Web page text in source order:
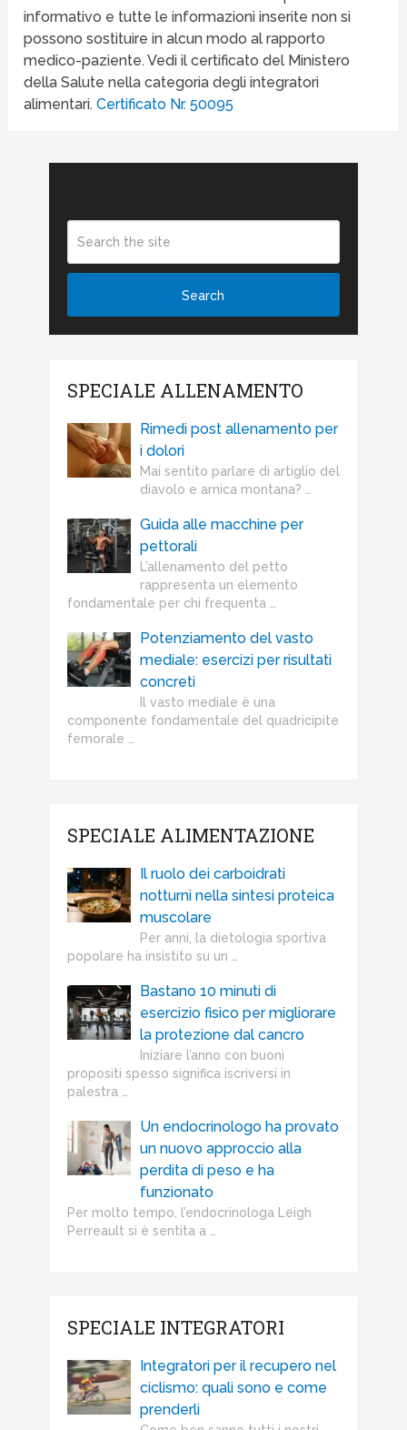
informativo e tutte le informazioni inserite non si
possono sostituire in alcun modo al rapporto
medico-paziente. Vedi il certificato del Ministero
della Salute nella categoria degli integratori
alimentari.Certificato Nr. 50095
SPECIALE ALLENAMENTO
Rimedi post allenamento per
i dolori
Mai sentito parlare di artiglio del
diavolo e arnica montana? …
Guida alle macchine per
pettorali
L’allenamento del petto
rappresenta un elemento
fondamentale per chi frequenta …
Potenziamento del vasto
mediale: esercizi per risultati
concreti
Il vasto mediale è una
componente fondamentale del quadricipite
femorale …
SPECIALE ALIMENTAZIONE
Il ruolo dei carboidrati
notturni nella sintesi proteica
muscolare
Per anni, la dietologia sportiva
popolare ha insistito su un …
Bastano 10 minuti di
esercizio fisico per migliorare
la protezione dal cancro
Iniziare l’anno con buoni
propositi spesso significa iscriversi in
palestra …
Un endocrinologo ha provato
un nuovo approccio alla
perdita di peso e ha
funzionato
Per molto tempo, l’endocrinologa Leigh
Perreault si è sentita a …
SPECIALE INTEGRATORI
Integratori per il recupero nel
ciclismo: quali sono e come
prenderli